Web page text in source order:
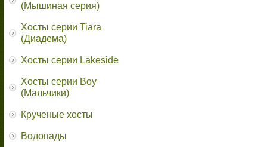
(Мышиная серия)
Хосты серии Tiara
(Диадема)
Хосты серии Lakeside
Хосты серии Boy
(Мальчики)
Крученые хосты
Водопады